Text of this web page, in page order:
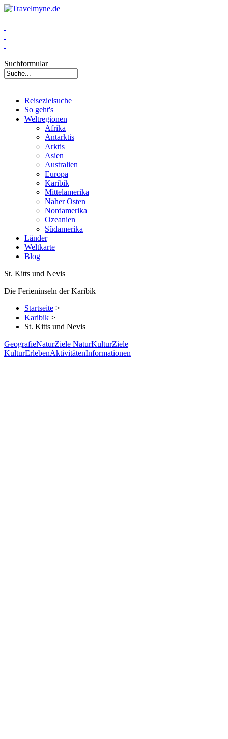
Suchformular
Reisezielsuche
So geht's
Weltregionen
Afrika
Antarktis
Arktis
Asien
Australien
Europa
Karibik
Mittelamerika
Naher Osten
Nordamerika
Ozeanien
Südamerika
Länder
Weltkarte
Blog
St. Kitts und Nevis
Die Ferieninseln der Karibik
Startseite >
Karibik >
St. Kitts und Nevis
GeografieNaturZiele NaturKulturZiele
KulturErlebenAktivitätenInformationen